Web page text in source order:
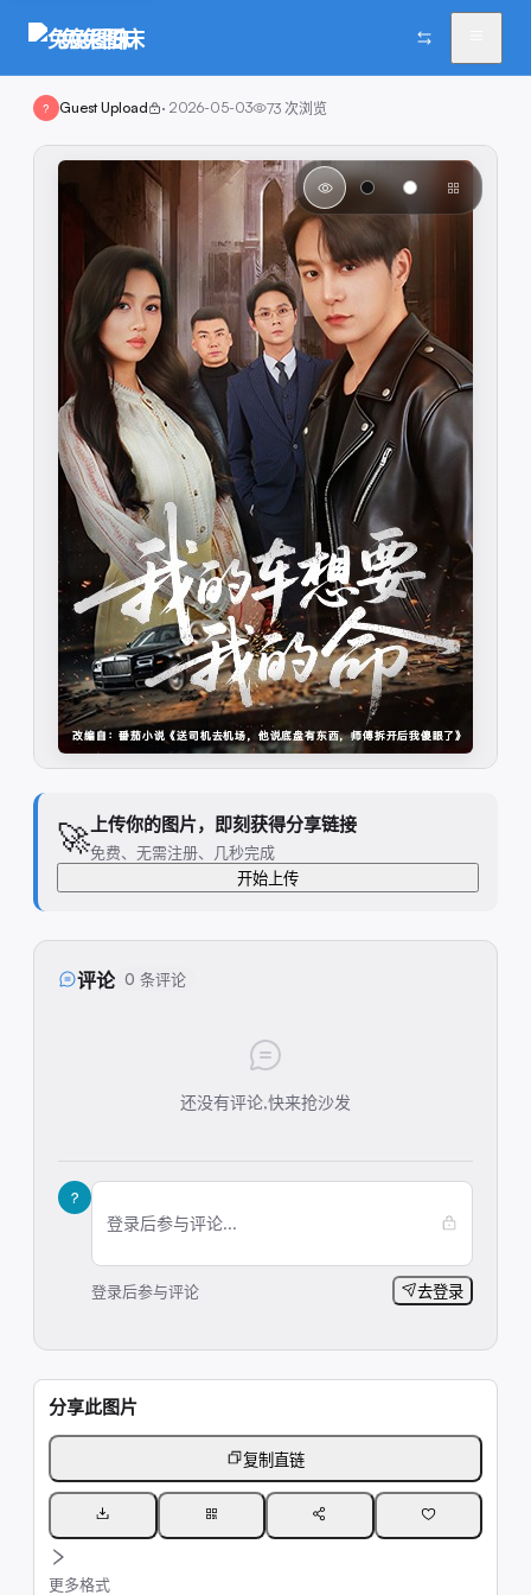
兔兔图床
? Guest Upload · 2026-05-03 73 次浏览
🚀上传你的图片，即刻获得分享链接
免费、无需注册、几秒完成
开始上传
评论 0 条评论
还没有评论,快来抢沙发
?
登录后参与评论...
登录后参与评论 去登录
分享此图片
复制直链
更多格式